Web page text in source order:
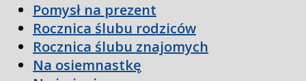
Pomysł na prezent
Rocznica ślubu rodziców
Rocznica ślubu znajomych
Na osiemnastkę